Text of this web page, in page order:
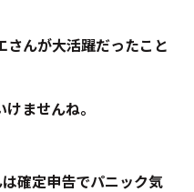
さんが大活躍だったこと
ませんね。
確定申告でパニック気